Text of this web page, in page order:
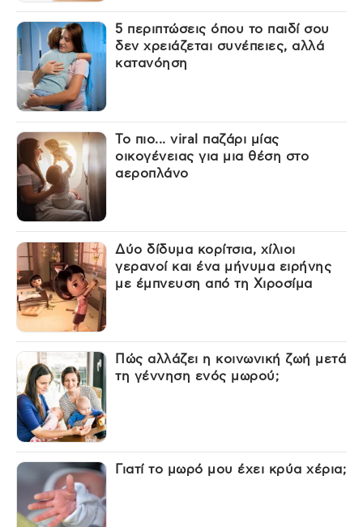
5 περιπτώσεις όπου το παιδί σου
δεν χρειάζεται συνέπειες, αλλά
κατανόηση
Το πιο... viral παζάρι μίας
οικογένειας για μια θέση στο
αεροπλάνο
Δύο δίδυμα κορίτσια, χίλιοι
γερανοί και ένα μήνυμα ειρήνης
με έμπνευση από τη Χιροσίμα
Πώς αλλάζει η κοινωνική ζωή μετά
τη γέννηση ενός μωρού;
Γιατί το μωρό μου έχει κρύα χέρια;